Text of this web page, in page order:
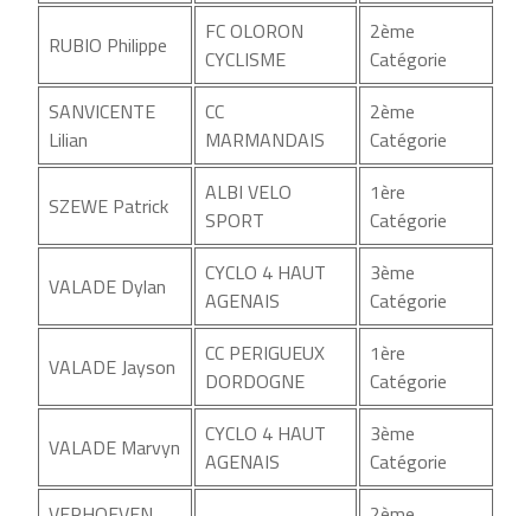
RUBIO Philippe
FC OLORON
CYCLISME
2ème
Catégorie
SANVICENTE
Lilian
CC
MARMANDAIS
2ème
Catégorie
SZEWE Patrick
ALBI VELO
SPORT
1ère
Catégorie
VALADE Dylan
CYCLO 4 HAUT
AGENAIS
3ème
Catégorie
VALADE Jayson
CC PERIGUEUX
DORDOGNE
1ère
Catégorie
VALADE Marvyn
CYCLO 4 HAUT
AGENAIS
3ème
Catégorie